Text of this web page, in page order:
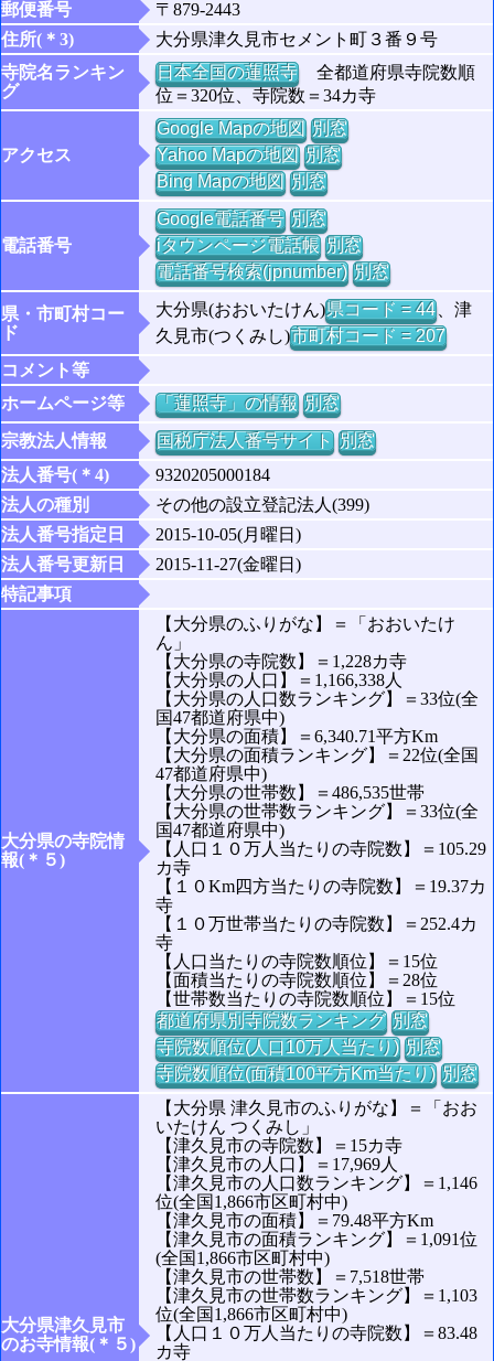
郵便番号
〒879-2443
住所(＊3)
大分県津久見市セメント町３番９号
寺院名ランキン
グ
日本全国の蓮照寺全都道府県寺院数順
位＝320位、寺院数＝34カ寺
アクセス
Google Mapの地図 別窓
Yahoo Mapの地図 別窓
Bing Mapの地図 別窓
電話番号
Google電話番号 別窓
iタウンページ電話帳 別窓
電話番号検索(jpnumber) 別窓
県・市町村コー
ド
大分県(おおいたけん)県コード = 44、津
久見市(つくみし)市町村コード = 207
コメント等
ホームページ等
「蓮照寺」の情報 別窓
宗教法人情報
国税庁法人番号サイト 別窓
法人番号(＊4)
9320205000184
法人の種別
その他の設立登記法人(399)
法人番号指定日
2015-10-05(月曜日)
法人番号更新日
2015-11-27(金曜日)
特記事項
大分県の寺院情
報(＊５)
【大分県のふりがな】＝「おおいたけ
ん」
【大分県の寺院数】＝1,228カ寺
【大分県の人口】＝1,166,338人
【大分県の人口数ランキング】＝33位(全
国47都道府県中)
【大分県の面積】＝6,340.71平方Km
【大分県の面積ランキング】＝22位(全国
47都道府県中)
【大分県の世帯数】＝486,535世帯
【大分県の世帯数ランキング】＝33位(全
国47都道府県中)
【人口１０万人当たりの寺院数】＝105.29
カ寺
【１０Km四方当たりの寺院数】＝19.37カ
寺
【１０万世帯当たりの寺院数】＝252.4カ
寺
【人口当たりの寺院数順位】＝15位
【面積当たりの寺院数順位】＝28位
【世帯数当たりの寺院数順位】＝15位
都道府県別寺院数ランキング 別窓
寺院数順位(人口10万人当たり) 別窓
寺院数順位(面積100平方Km当たり) 別窓
大分県津久見市
のお寺情報(＊５)
【大分県 津久見市のふりがな】＝「おお
いたけん つくみし」
【津久見市の寺院数】＝15カ寺
【津久見市の人口】＝17,969人
【津久見市の人口数ランキング】＝1,146
位(全国1,866市区町村中)
【津久見市の面積】＝79.48平方Km
【津久見市の面積ランキング】＝1,091位
(全国1,866市区町村中)
【津久見市の世帯数】＝7,518世帯
【津久見市の世帯数ランキング】＝1,103
位(全国1,866市区町村中)
【人口１０万人当たりの寺院数】＝83.48
カ寺